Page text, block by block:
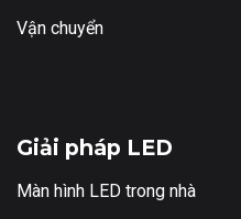
Vận chuyển
Giải pháp LED
Màn hình LED trong nhà